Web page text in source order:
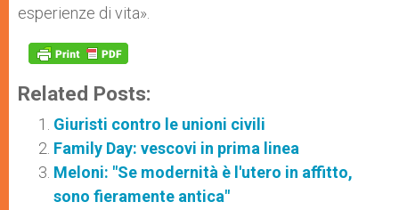
esperienze di vita».
Related Posts:
Giuristi contro le unioni civili
Family Day: vescovi in prima linea
Meloni: "Se modernità è l'utero in affitto,
sono fieramente antica"